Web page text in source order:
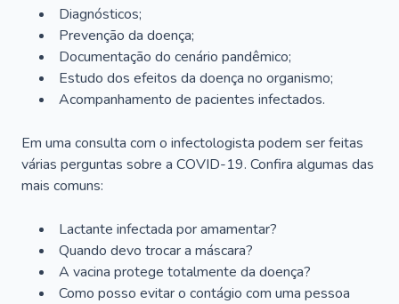
Diagnósticos;
Prevenção da doença;
Documentação do cenário pandêmico;
Estudo dos efeitos da doença no organismo;
Acompanhamento de pacientes infectados.
Em uma consulta com o infectologista podem ser feitas
várias perguntas sobre a COVID-19. Confira algumas das
mais comuns:
Lactante infectada por amamentar?
Quando devo trocar a máscara?
A vacina protege totalmente da doença?
Como posso evitar o contágio com uma pessoa